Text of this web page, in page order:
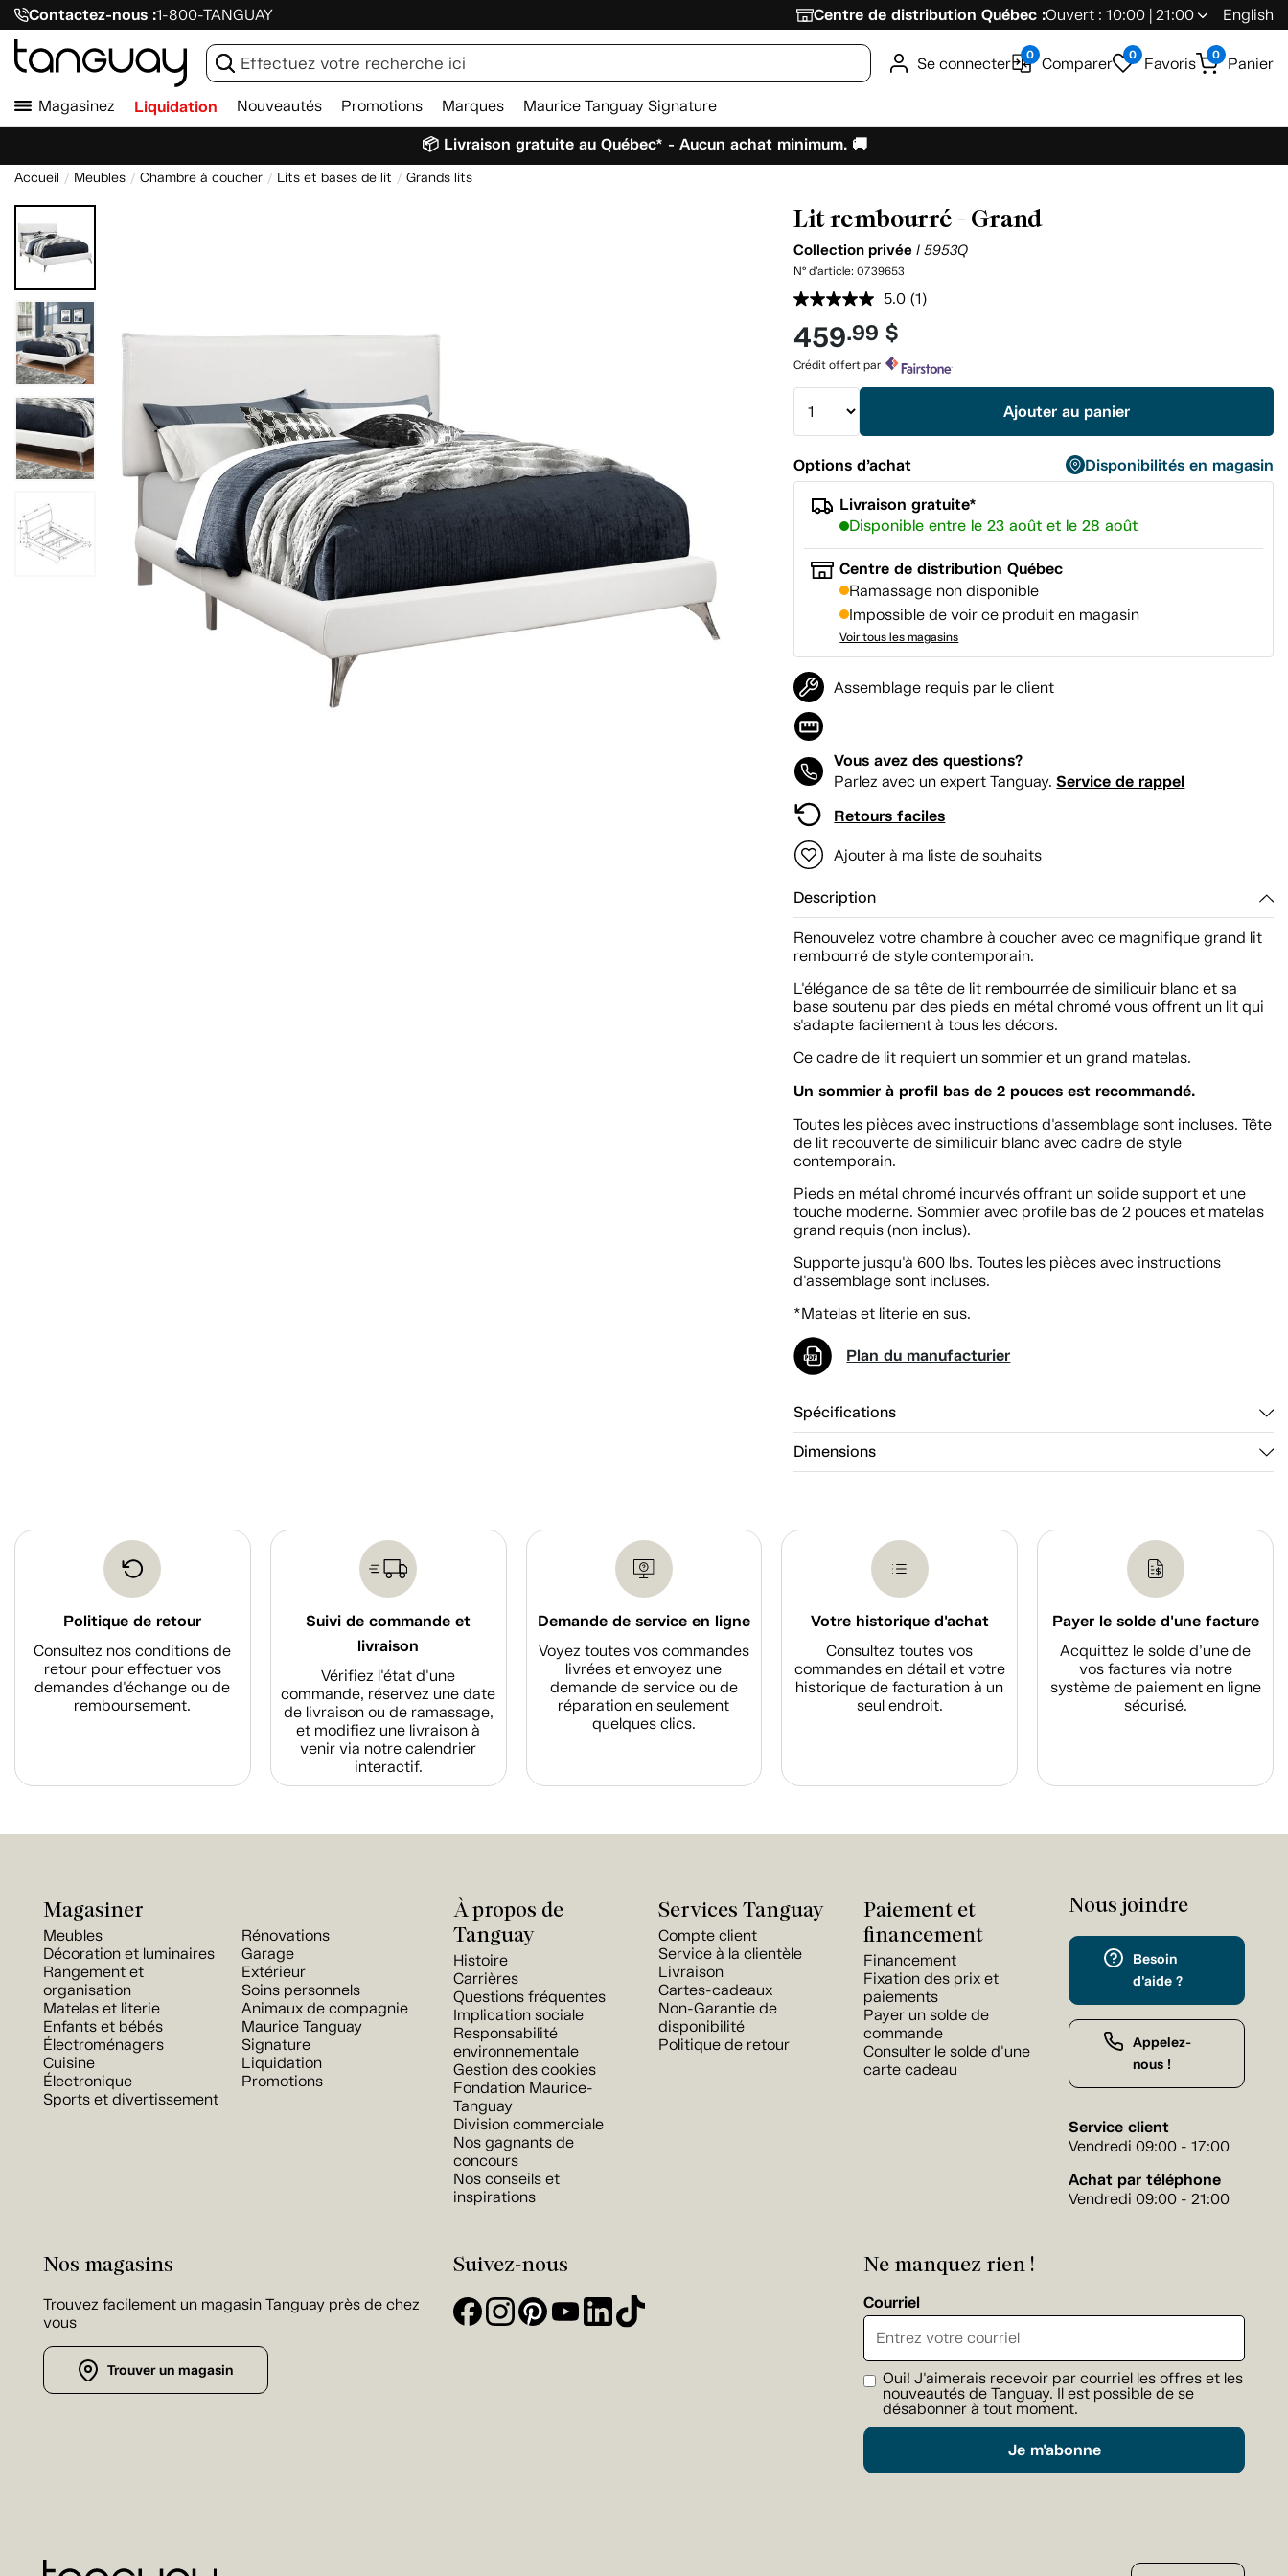
Contactez-nous :1-800-TANGUAY Centre de distribution Québec :Ouvert : 10:00 | 21:00 English
Se connecter 0 Comparer 0 Favoris 0 Panier
Magasinez Liquidation Nouveautés Promotions Marques Maurice Tanguay Signature
📦 Livraison gratuite au Québec* - Aucun achat minimum. 🚚
Accueil Meubles Chambre à coucher Lits et bases de lit Grands lits
Lit rembourré - Grand
Collection privéeI 5953Q
N° d'article:0739653
5.0 Lire
vers
(1)
459.99 $
Crédit offert par
Ajouter au panier
Options d’achat
Disponibilités en magasin
Livraison gratuite*
Disponible entre le 23 août et le 28 août
Centre de distribution Québec
Ramassage non disponible
Impossible de voir ce produit en magasin
Voir tous les magasins
Assemblage requis par le client
Vous avez des questions?
Parlez avec un expert Tanguay.Service de rappel
Retours faciles
Ajouter à ma liste de souhaits
Description
Renouvelez votre chambre à coucher avec ce magnifique grand lit
rembourré de style contemporain.
L'élégance de sa tête de lit rembourrée de similicuir blanc et sa
base soutenu par des pieds en métal chromé vous offrent un lit qui
s'adapte facilement à tous les décors.
Ce cadre de lit requiert un sommier et un grand matelas.
Un sommier à profil bas de 2 pouces est recommandé.
Toutes les pièces avec instructions d'assemblage sont incluses. Tête
de lit recouverte de similicuir blanc avec cadre de style
contemporain.
Pieds en métal chromé incurvés offrant un solide support et une
touche moderne. Sommier avec profile bas de 2 pouces et matelas
grand requis (non inclus).
Supporte jusqu'à 600 lbs. Toutes les pièces avec instructions
d'assemblage sont incluses.
*Matelas et literie en sus.
Plan du manufacturier
Spécifications
Dimensions
Politique de retour
Consultez nos conditions de
retour pour effectuer vos
demandes d'échange ou de
remboursement.
Suivi de commande et
livraison
Vérifiez l'état d'une
commande, réservez une date
de livraison ou de ramassage,
et modifiez une livraison à
venir via notre calendrier
interactif.
Demande de service en ligne
Voyez toutes vos commandes
livrées et envoyez une
demande de service ou de
réparation en seulement
quelques clics.
Votre historique d'achat
Consultez toutes vos
commandes en détail et votre
historique de facturation à un
seul endroit.
Payer le solde d'une facture
Acquittez le solde d’une de
vos factures via notre
système de paiement en ligne
sécurisé.
Magasiner
Meubles
Décoration et luminaires
Rangement et
organisation
Matelas et literie
Enfants et bébés
Électroménagers
Cuisine
Électronique
Sports et divertissement
Rénovations
Garage
Extérieur
Soins personnels
Animaux de compagnie
Maurice Tanguay
Signature
Liquidation
Promotions
À propos de
Tanguay
Histoire
Carrières
Questions fréquentes
Implication sociale
Responsabilité
environnementale
Gestion des cookies
Fondation Maurice-
Tanguay
Division commerciale
Nos gagnants de
concours
Nos conseils et
inspirations
Services Tanguay
Compte client
Service à la clientèle
Livraison
Cartes-cadeaux
Non-Garantie de
disponibilité
Politique de retour
Paiement et
financement
Financement
Fixation des prix et
paiements
Payer un solde de
commande
Consulter le solde d'une
carte cadeau
Nous joindre
Besoin
d'aide ?
Appelez-
nous !
Service client
Vendredi 09:00 - 17:00
Achat par téléphone
Vendredi 09:00 - 21:00
Nos magasins
Trouvez facilement un magasin Tanguay près de chez
vous
Trouver un magasin
Suivez-nous Ne manquez rien !
Courriel
Oui! J'aimerais recevoir par courriel les offres et les
nouveautés de Tanguay. Il est possible de se
désabonner à tout moment.
Je m'abonne